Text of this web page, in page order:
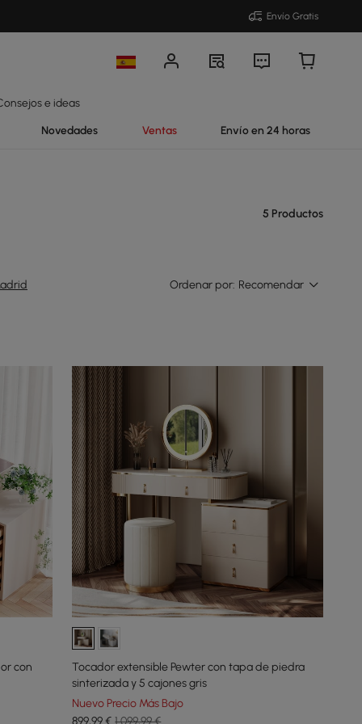
Envío Gratis
e ideas
Novedades Ventas Envío en 24 horas
5 Productos
Ordenar por: Recomendar
con
Tocador extensible Pewter con tapa de piedra
sinterizada y 5 cajones gris
Nuevo Precio Más Bajo
899,99€ 1.099,99 €